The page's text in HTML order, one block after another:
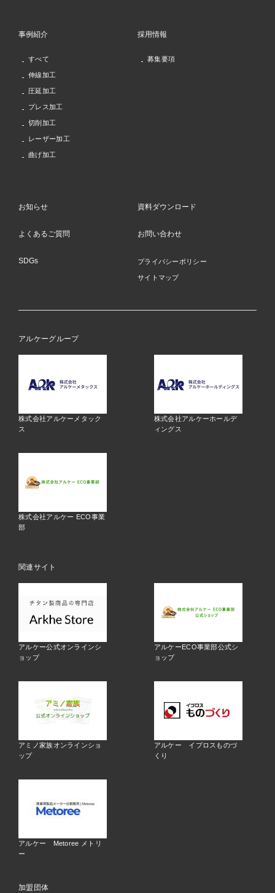
事例紹介
すべて
伸線加工
圧延加工
プレス加工
切削加工
レーザー加工
曲げ加工
採用情報
募集要項
お知らせ
よくあるご質問
SDGs
資料ダウンロード
お問い合わせ
プライバシーポリシー
サイトマップ
アルケーグループ
株式会社アルケーメタック
ス
株式会社アルケーホールデ
ィングス
株式会社アルケー ECO事業
部
関連サイト
アルケー公式オンラインシ
ョップ
アルケーECO事業部公式シ
ョップ
アミノ家族オンラインショ
ップ
アルケー イプロスものづ
くり
アルケー Metoree メトリ
ー
加盟団体